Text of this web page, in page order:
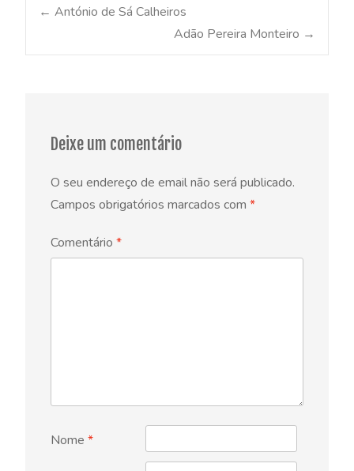
Post
← António de Sá Calheiros
Adão Pereira Monteiro →
Deixe um comentário
O seu endereço de email não será publicado.
Campos obrigatórios marcados com *
Comentário *
Nome *